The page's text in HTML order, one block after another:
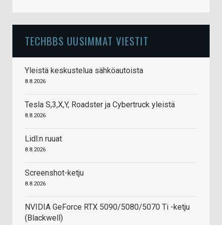
TECHBBS UUSIMMAT VIESTIT
Yleistä keskustelua sähköautoista
8.8.2026
Tesla S,3,X,Y, Roadster ja Cybertruck yleistä
8.8.2026
Lidl:n ruuat
8.8.2026
Screenshot-ketju
8.8.2026
NVIDIA GeForce RTX 5090/5080/5070 Ti -ketju
(Blackwell)